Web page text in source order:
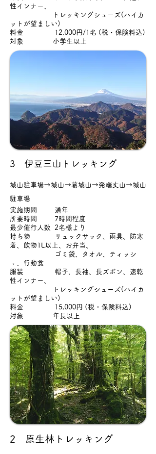
性インナー、
トレッキングシューズ(ハイカ
ットが望ましい)
料金 12,000円/1名 (税・保険料込)
対象 小学生以上
3 伊豆三山トレッキング
城山駐車場→城山→葛城山→発端丈山→城山
駐車場
実施期間 通年
所要時間 7時間程度
最少催行人数 2名様より
持ち物 リュックサック、雨具、防寒
着、飲物1L以上、お弁当、
ゴミ袋、タオル、ティッシ
ュ、行動食
服装 帽子、長袖、長ズボン、速乾
性インナー、
トレッキングシューズ(ハイカ
ットが望ましい)
料金 15,000円 (税・保険料込)
対象 年長以上
2 原生林トレッキング